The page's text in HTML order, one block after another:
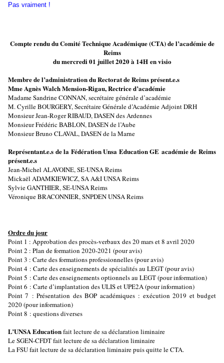
Pas vraiment !
Compte rendu du Comité Technique Académique (CTA) de l’académie de
Reims
du mercredi 01 juillet 2020 à 14H en visio
Membre de l’administration du Rectorat de Reims présent.e.s
Mme Agnès Walch Mension-Rigau, Rectrice d’académie
Madame Sandrine CONNAN, secrétaire générale d’académie
M. Cyrille BOURGERY, Secrétaire Générale d’Académie Adjoint DRH
Monsieur Jean-Roger RIBAUD, DASEN des Ardennes
Monsieur Frédéric BABLON, DASEN de l’Aube
Monsieur Bruno CLAVAL, DASEN de la Marne
Représentant.e.s de la Fédération Unsa Education GE académie de Reims
présent.e.s
Jean-Michel ALAVOINE, SE-UNSA Reims
Mickaël ADAMKIEWICZ, SA A&I UNSA Reims
Sylvie GANTHIER, SE-UNSA Reims
Véronique BRACONNIER, SNPDEN UNSA Reims
Ordre du jour
Point 1 : Approbation des procès-verbaux des 20 mars et 8 avril 2020
Point 2 : Plan de formation 2020-2021 (pour avis)
Point 3 : Carte des formations professionnelles (pour avis)
Point 4 : Carte des enseignements de spécialités au LEGT (pour avis)
Point 5 : Carte des enseignements optionnels au LEGT (pour information)
Point 6 : Carte d’implantation des ULIS et UPE2A (pour information)
Point 7 : Présentation des BOP académiques : exécution 2019 et budget
2020 (pour information)
Point 8 : questions diverses
L’UNSA Educationfait lecture de sa déclaration liminaire
Le SGEN-CFDT fait lecture de sa déclaration liminaire
La FSU fait lecture de sa déclaration liminaire puis quitte le CTA.